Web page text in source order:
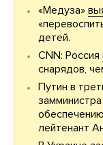
«Медуза»
детей.
CNN: Россия
снарядов,
Путин в
лейтенант